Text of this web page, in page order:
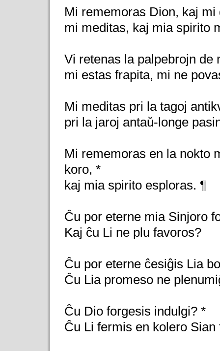
Mi rememoras Dion, kaj mi
mi meditas, kaj mia spirito
Vi retenas la palpebrojn de
mi estas frapita, mi ne
Mi meditas pri la tagoj
pri la jaroj antaŭ-longe
Mi rememoras en la nokto
koro, *
kaj mia spirito esploras. ¶
Ĉu por eterne mia Sinjoro
Kaj ĉu Li ne plu favoros?
Ĉu por eterne ĉesiĝis Lia
Ĉu Lia promeso ne
Ĉu Dio forgesis indulgi? *
Ĉu Li fermis en kolero